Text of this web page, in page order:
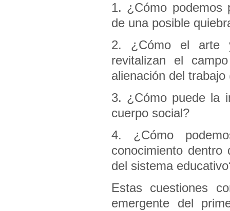
1. ¿Cómo podemos
de una posible
2. ¿Cómo el arte
revitalizan el
alienación del trabajo
3. ¿Cómo puede la
cuerpo social?
4. ¿Cómo
conocimiento dentro
del sistema
Estas cuestiones
emergente del